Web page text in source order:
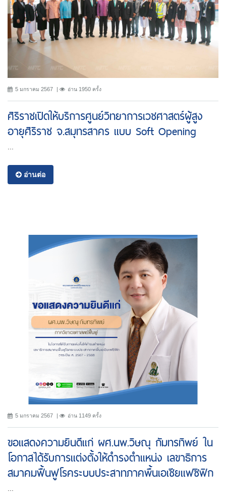
5 มกราคม 2567 อ่าน 1950 ครั้ง
ศิริราชเปิดให้บริการศูนย์วิทยาการเวชศาสตร์ผู้สูง
อายุศิริราช จ.สมุทรสาคร แบบ Soft Opening
อ่านต่อ
5 มกราคม 2567 อ่าน 1149 ครั้ง
ขอแสดงความยินดีแก่ ผศ.นพ.วิษณุ กัมทรทิพย์ ใน
โอกาสได้รับการแต่งตั้งให้ดำรงตำแหน่ง เลขาธิการ
สมาคมฟื้นฟูโรคระบบประสาทภาคพื้นเอเชียแฟซิฟิก